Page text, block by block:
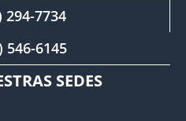
294-7734
546-6145
SEDES